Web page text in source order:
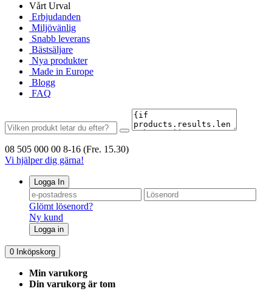
Vårt Urval
Erbjudanden
Miljövänlig
Snabb leverans
Bästsäljare
Nya produkter
Made in Europe
Blogg
FAQ
08 505 000 00 8-16 (Fre. 15.30)
Vi hjälper dig gärna!
Logga In
Glömt lösenord?
Ny kund
Logga in
0 Inköpskorg
Min varukorg
Din varukorg är tom